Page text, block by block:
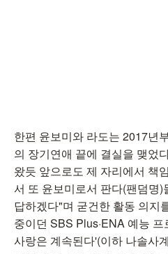
한편 윤보미와 라도는 2017년
의 장기연애 끝에 결실을 맺었
왔듯 앞으로도 제 자리에서 책
서 또 윤보미로서 판다(팬덤명
답하겠다"며 굳건한 활동 의지
중이던 SBS Plus·ENA 예능
사랑은 계속된다'(이하 나솔사